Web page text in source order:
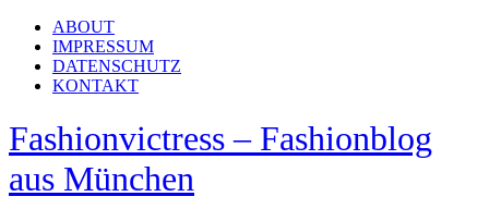
ABOUT
IMPRESSUM
DATENSCHUTZ
KONTAKT
Fashionvictress – Fashionblog
aus München